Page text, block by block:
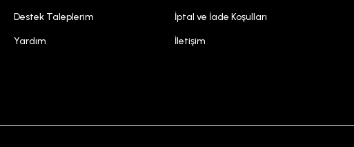
Destek Taleplerim
Yardım
İptal ve İade Koşulları
İletişim